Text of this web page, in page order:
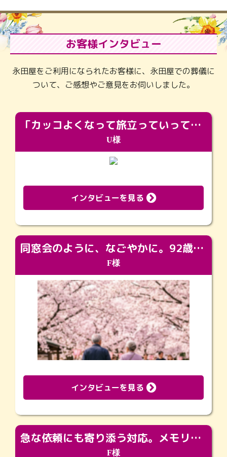
お客様インタビュー
永田屋をご利用になられたお客様に、永田屋での葬儀に
ついて、ご感想やご意見をお伺いしました。
「カッコよくなって旅立っていってくれました（笑）もっとカッコいいって言ってあげればよかったな」
U様
インタビューを見る
同窓会のように、なごやかに。92歳の旅立ちを彩った、再会と感謝の場
F様
インタビューを見る
急な依頼にも寄り添う対応。メモリアルコーナーで振り返る大切な日々
F様